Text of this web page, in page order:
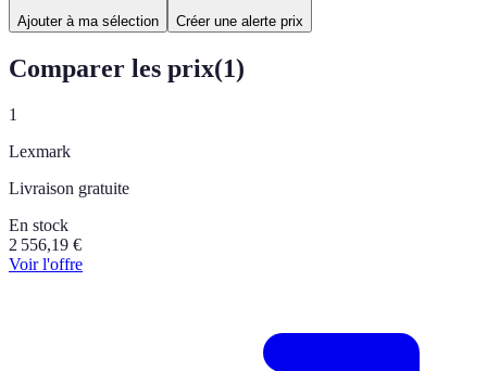
Ajouter à ma sélection Créer une alerte prix
Comparer les prix(1)
1
Lexmark
Livraison gratuite
En stock
2 556,19 €
Voir l'offre